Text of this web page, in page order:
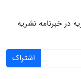
در خبرنامه نشریه
اشتراک